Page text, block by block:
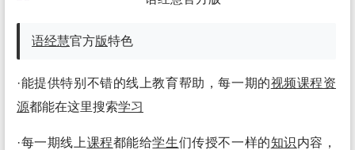
语经慧官方版特色
·能提供特别不错的线上教育帮助，每一期的视频课程资
源都能在这里搜索学习
·每一期线上课程都能给学生们传授不一样的知识内容，